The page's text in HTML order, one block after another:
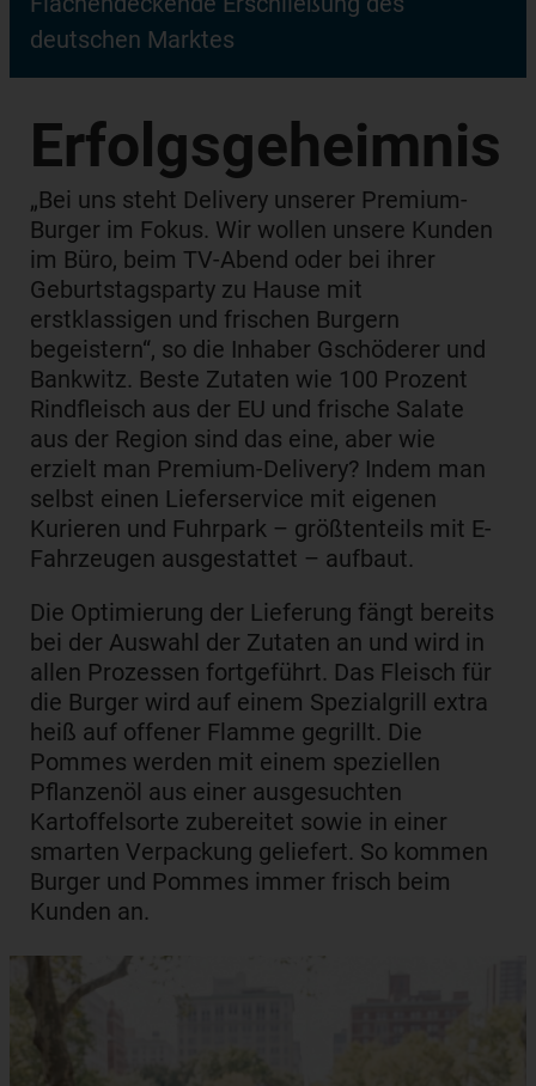
deutschen Marktes
Erfolgs­geheimnis
„Bei uns steht Delivery unserer Premium-
Burger im Fokus. Wir wollen unsere Kunden
im Büro, beim TV-Abend oder bei ihrer
Geburtstagsparty zu Hause mit
erstklassigen und frischen Burgern
begeistern“, so die Inhaber Gschöderer und
Bankwitz. Beste Zutaten wie 100 Prozent
Rindfleisch aus der EU und frische Salate
aus der Region sind das eine, aber wie
erzielt man Premium-Delivery? Indem man
selbst einen Lieferservice mit eigenen
Kurieren und Fuhrpark – größtenteils mit E-
Fahrzeugen ausgestattet – aufbaut.
Die Optimierung der Lieferung fängt bereits
bei der Auswahl der Zutaten an und wird in
allen Prozessen fortgeführt. Das Fleisch für
die Burger wird auf einem Spezialgrill extra
heiß auf offener Flamme gegrillt. Die
Pommes werden mit einem speziellen
Pflanzenöl aus einer ausgesuchten
Kartoffelsorte zubereitet sowie in einer
smarten Verpackung geliefert. So kommen
Burger und Pommes immer frisch beim
Kunden an.